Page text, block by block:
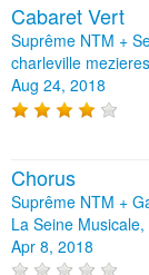
Cabaret Vert
Suprême NTM +
charleville
Aug 24, 2018
Chorus
Suprême NTM +
La Seine
Apr 8, 2018